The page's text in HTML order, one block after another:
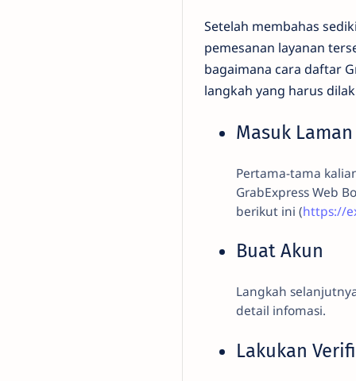
Setelah membahas
pemesanan layanan
bagaimana cara daftar
langkah yang harus
Masuk
Pertama-tama
GrabExpress Web
berikut ini (https://
Buat Akun
Langkah
detail infomasi.
Lakukan